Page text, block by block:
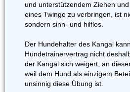
und unterstützendem Ziehen
eines Twingo zu verbringen, ist
sondern sinn- und hilflos.
Der Hundehalter des Kangal
Hundetrainervertrag nicht
der Kangal sich weigert, an
weil dem Hund als einzigem
unsinnig diese Übung ist.